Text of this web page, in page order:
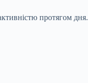
протягом дня.